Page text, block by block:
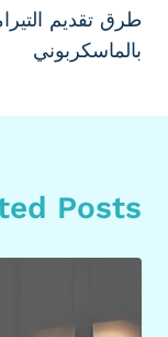
المقالات
طرق تقديم
بالماسكربوني
Posts